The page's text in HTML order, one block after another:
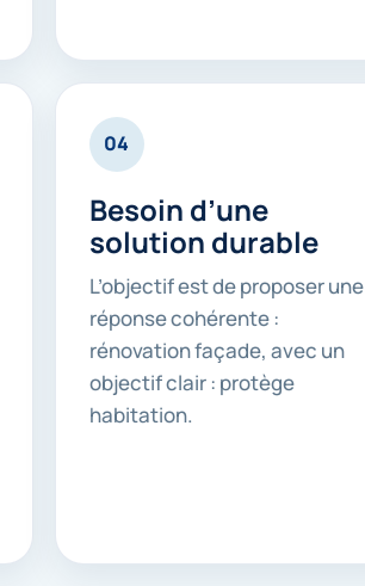
04
Besoin d’une
solution durable
L’objectif est de proposer une
réponse cohérente :
rénovation façade, avec un
objectif clair : protège
habitation.